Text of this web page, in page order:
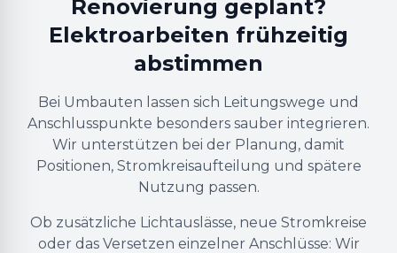
Renovierung geplant?
Elektroarbeiten frühzeitig
abstimmen
Bei Umbauten lassen sich Leitungswege und
Anschlusspunkte besonders sauber integrieren.
Wir unterstützen bei der Planung, damit
Positionen, Stromkreisaufteilung und spätere
Nutzung passen.
Ob zusätzliche Lichtauslässe, neue Stromkreise
oder das Versetzen einzelner Anschlüsse: Wir